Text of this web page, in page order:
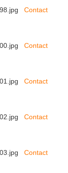
Contact
Contact
Contact
Contact
Contact